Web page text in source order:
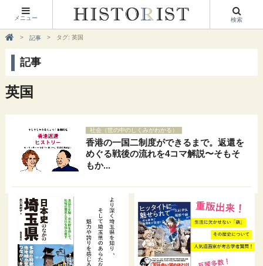
メニュー 検索
記事 タグ: 英国
記事
英国
社会（世の中のしくみがわかる）
香港の一国二制度ができるまで。返還を
めぐる戦後の流れを4コマ解説〜そもそ
もか...